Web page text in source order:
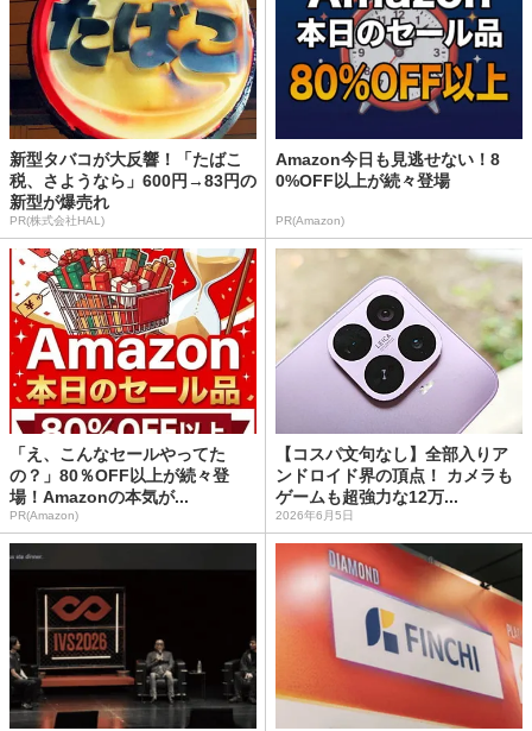
新型タバコが大反響！「たばこ
税、さようなら」600円→83円の
新型が爆売れ
PR(株式会社HAL)
Amazon今日も見逃せない！8
0%OFF以上が続々登場
PR(Amazon)
「え、こんなセールやってた
の？」80％OFF以上が続々登
場！Amazonの本気が...
PR(Amazon)
【コスパ文句なし】全部入りア
ンドロイド界の頂点！ カメラも
ゲームも超強力な12万...
2026年6月5日